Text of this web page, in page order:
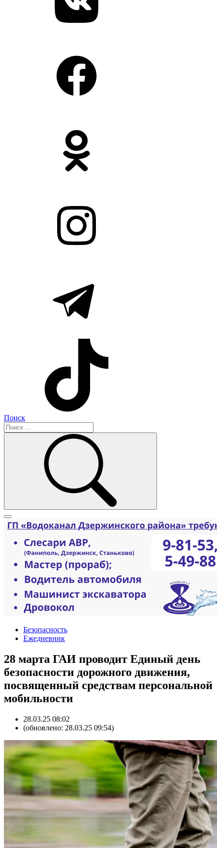
Поиск
Безопасность
Ежедневник
28 марта ГАИ проводит Единый день
безопасности дорожного движения,
посвященный средствам персональной
мобильности
28.03.25 08:02
(обновлено: 28.03.25 09:54)